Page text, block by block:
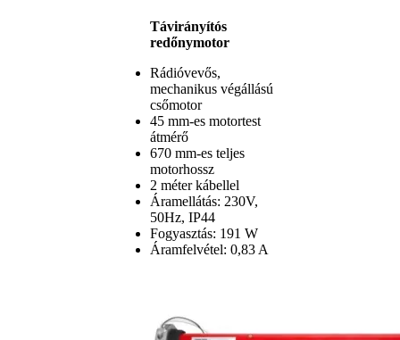
Távirányítós
redőnymotor
Rádióvevős,
mechanikus végállású
csőmotor
45 mm-es motortest
átmérő
670 mm-es teljes
motorhossz
2 méter kábellel
Áramellátás: 230V,
50Hz, IP44
Fogyasztás: 191 W
Áramfelvétel: 0,83 A